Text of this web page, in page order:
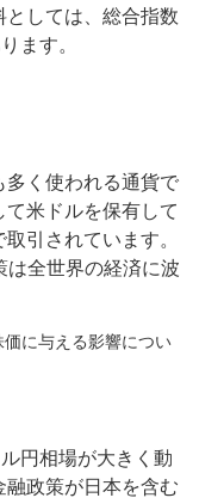
としては、総合指数
ます。
多く使われる通貨で
米ドルを保有して
引されています。
は全世界の経済に波
価に与える影響につい
円相場が大きく動
融政策が日本を含む